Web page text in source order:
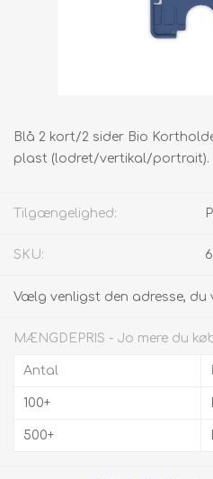
Blå 2 kort/2 sider Bio
plast (lodret/vertikal/portrait).
Tilgængelighed:
SKU:
Vælg venligst den adresse, du
MÆNGDEPRIS - Jo mere du
Antal
100+
500+